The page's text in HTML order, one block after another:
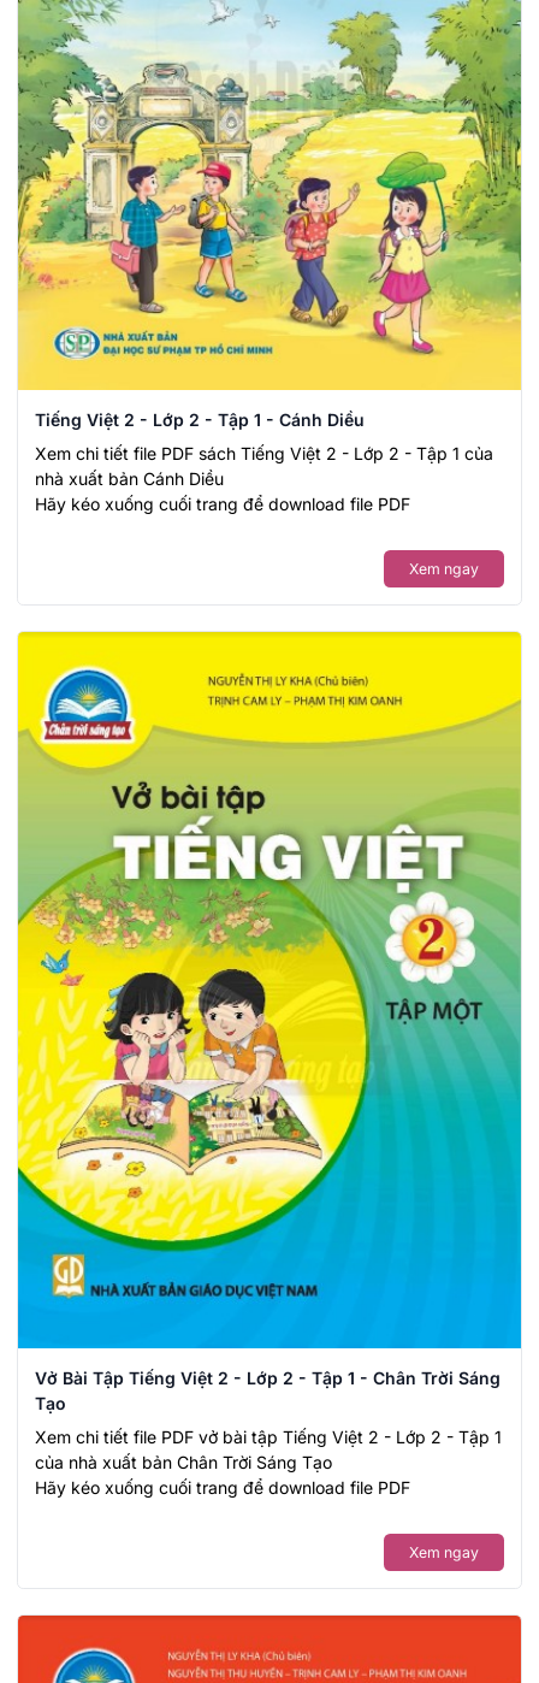
Tiếng Việt 2 - Lớp 2 - Tập 1 - Cánh Diều
Xem chi tiết file PDF sách Tiếng Việt 2 - Lớp 2 - Tập 1 của
nhà xuất bản Cánh Diều
Hãy kéo xuống cuối trang để download file PDF
Xem ngay
Vở Bài Tập Tiếng Việt 2 - Lớp 2 - Tập 1 - Chân Trời Sáng
Tạo
Xem chi tiết file PDF vở bài tập Tiếng Việt 2 - Lớp 2 - Tập 1
của nhà xuất bản Chân Trời Sáng Tạo
Hãy kéo xuống cuối trang để download file PDF
Xem ngay